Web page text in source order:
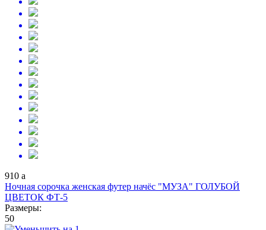
910 a
Ночная сорочка женская футер начёс "МУЗА" ГОЛУБОЙ
ЦВЕТОК ФТ-5
Размеры:
50